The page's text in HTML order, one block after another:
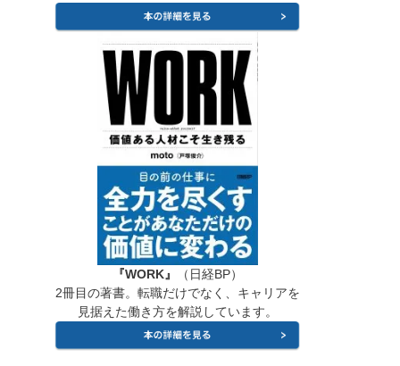
『WORK』
（日経BP）
2冊目の著書。転職だけでなく、キャリアを
見据えた働き方を解説しています。